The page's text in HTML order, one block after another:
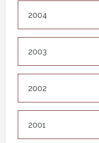
2004
2003
2002
2001